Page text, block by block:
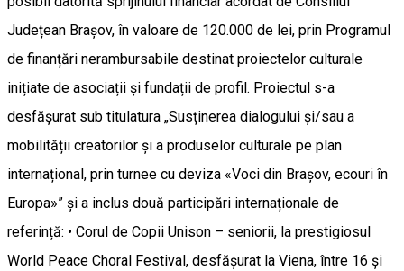
Județean Brașov, în valoare de 120.000 de lei, prin Programul
de finanțări nerambursabile destinat proiectelor culturale
inițiate de asociații și fundații de profil. Proiectul s-a
desfășurat sub titulatura „Susținerea dialogului și/sau a
mobilității creatorilor și a produselor culturale pe plan
internațional, prin turnee cu deviza «Voci din Brașov, ecouri în
Europa»” și a inclus două participări internaționale de
referință: • Corul de Copii Unison – seniorii, la prestigiosul
World Peace Choral Festival, desfășurat la Viena, între 16 și